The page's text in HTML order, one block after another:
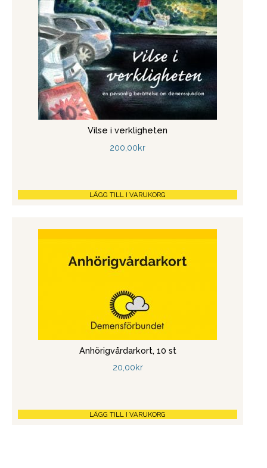
Vilse i verkligheten
200,00kr
LÄGG TILL I VARUKORG
Anhörigvårdarkort, 10 st
20,00kr
LÄGG TILL I VARUKORG